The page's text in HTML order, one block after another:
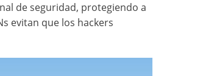
de seguridad, protegiendo a
evitan que los hackers